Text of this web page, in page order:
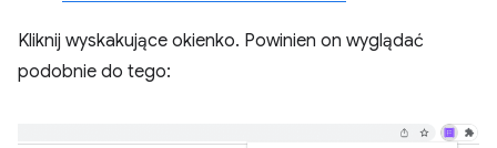
Kliknij wyskakujące okienko. Powinien on wyglądać
podobnie do tego: